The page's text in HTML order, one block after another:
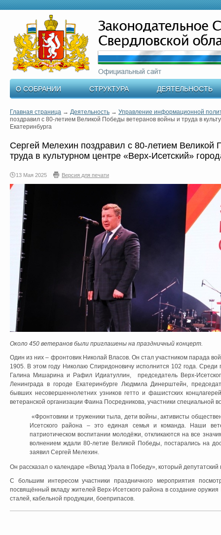
О СОБРАНИИ СТРУКТУРА ДЕЯТЕЛЬНОСТЬ
Главная страница → Деятельность → Управление информационной
поздравил с 80-летием Великой Победы ветеранов войны и труда в
Екатеринбурга
Сергей Мелехин поздравил с 80-летием Великой
труда в культурном центре «Верх-Исетский»
13 Мая 2025 Версия для печати
Около 450 ветеранов были приглашены на праздничный концерт.
Один из них – фронтовик Николай Власов. Он стал участником парада
1905. В этом году Николаю Спиридоновичу исполнится 102 года.
Галина Мишарина и Рафил Идиатуллин, председатель Верх-
Ленинграда в городе Екатеринбурге Людмила Динерштейн,
бывших несовершеннолетних узников гетто и фашистских
ветеранской организации Фаина Посредникова, участники специальной
«Фронтовики и труженики тыла, дети войны, активисты
Исетского района – это единая семья и команда. Наши
патриотическом воспитании молодёжи, откликаются на все
волнением ждали 80-летие Великой Победы, постарались на
заявил Сергей Мелехин.
Он рассказал о календаре «Вклад Урала в Победу», который депутатский
С большим интересом участники праздничного мероприятия
посвящённый вкладу жителей Верх-Исетского района в создание
сталей, кабельной продукции, боеприпасов.